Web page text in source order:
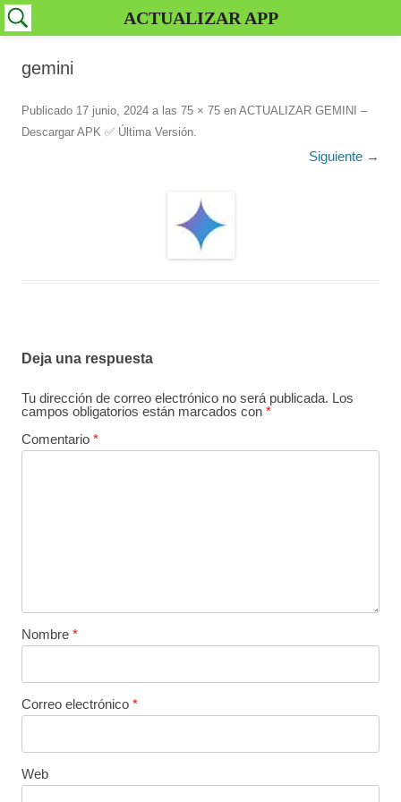
gemini
Publicado 17 junio, 2024 a las 75 × 75 en ACTUALIZAR GEMINI –
Descargar APK ✅️ Última Versión.
Siguiente →
Deja una respuesta
Tu dirección de correo electrónico no será publicada. Los
campos obligatorios están marcados con *
Comentario *
Nombre *
Correo electrónico *
Web
ACTUALIZAR APP